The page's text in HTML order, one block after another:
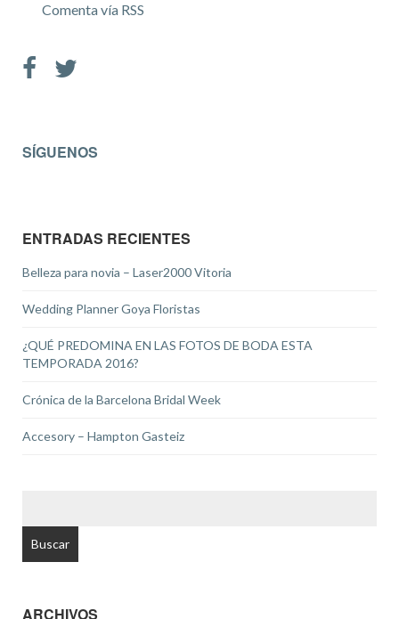
Comenta vía RSS
SÍGUENOS
ENTRADAS RECIENTES
Belleza para novia – Laser2000 Vitoria
Wedding Planner Goya Floristas
¿QUÉ PREDOMINA EN LAS FOTOS DE BODA ESTA
TEMPORADA 2016?
Crónica de la Barcelona Bridal Week
Accesory – Hampton Gasteiz
ARCHIVOS